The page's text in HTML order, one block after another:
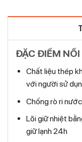
ĐẶC ĐIỂM NỔI
​​​​​Chất liệu thép
với người sử
Chống rò ri
Lõi giữ nhiệt
giữ lạnh 24h